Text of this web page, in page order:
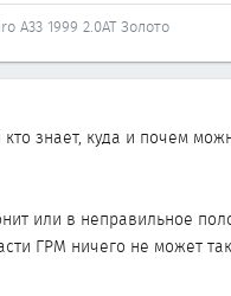
A33 1999 2.0AT Золото
знает, куда и почем
или в неправильное
ГРМ ничего не может